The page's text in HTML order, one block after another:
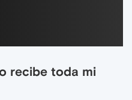
recibe toda mi